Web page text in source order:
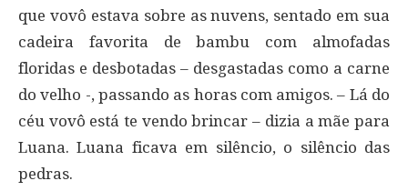
que vovô estava sobre as nuvens, sentado em sua
cadeira favorita de bambu com almofadas
floridas e desbotadas – desgastadas como a carne
do velho -, passando as horas com amigos. – Lá do
céu vovô está te vendo brincar – dizia a mãe para
Luana. Luana ficava em silêncio, o silêncio das
pedras.